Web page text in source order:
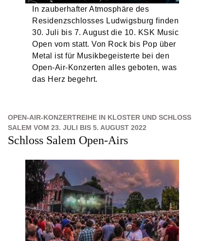
In zauberhafter Atmosphäre des
Residenzschlosses Ludwigsburg finden
30. Juli bis 7. August die 10. KSK Music
Open vom statt. Von Rock bis Pop über
Metal ist für Musikbegeisterte bei den
Open-Air-Konzerten alles geboten, was
das Herz begehrt.
OPEN-AIR-KONZERTREIHE IN KLOSTER UND SCHLOSS
SALEM VOM 23. JULI BIS 5. AUGUST 2022
Schloss Salem Open-Airs